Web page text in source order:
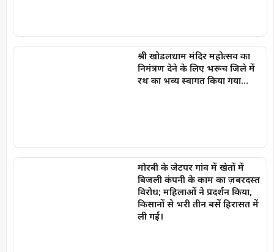
श्री खोडलधाम मंदिर महोत्सव का
निमंत्रण देने के लिए भरूच जिले में
रथ का भव्य स्वागत किया गया…
मोरबी के जेटपर गांव में खेतों में
बिजली कंपनी के काम का ज़बरदस्त
विरोध; महिलाओं ने प्रदर्शन किया,
किसानों से भरी तीन बसें हिरासत में
ली गईं।